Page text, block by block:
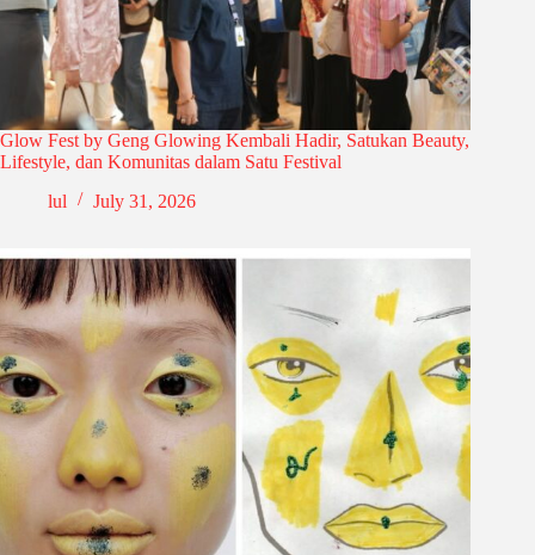
Glow Fest by Geng Glowing Kembali Hadir, Satukan Beauty,
Lifestyle, dan Komunitas dalam Satu Festival
lul
July 31, 2026